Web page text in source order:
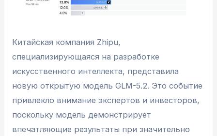
Китайская компания Zhipu,
специализирующаяся на разработке
искусственного интеллекта, представила
новую открытую модель GLM-5.2. Это событие
привлекло внимание экспертов и инвесторов,
поскольку модель демонстрирует
впечатляющие результаты при значительно